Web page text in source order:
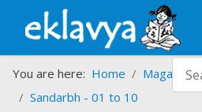
Search
You are here: Home Magazines
Sandarbh - 01 to 10